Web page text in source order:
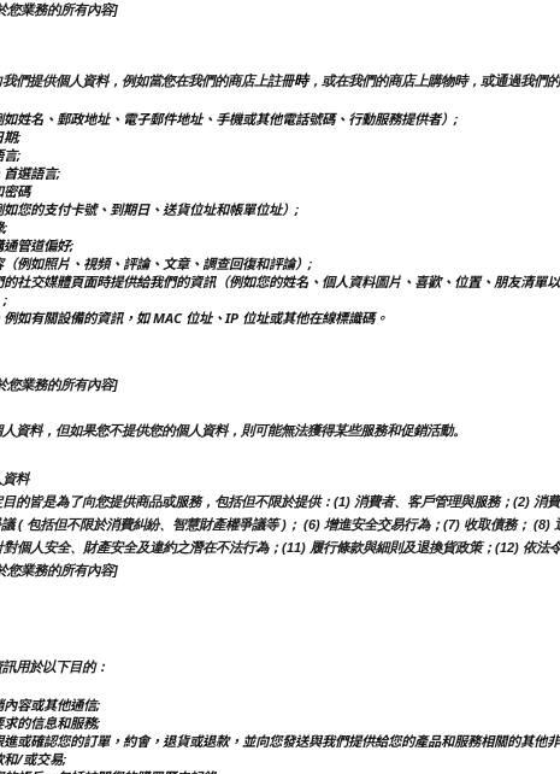
您業務的所有內容]
們提供個人資料，例如當您在我們的商店上註冊時，或在我們的商店上購物時，或通過我們
姓名、郵政地址、電子郵件地址、手機或其他電話號碼、行動服務提供者）;
期;
言;
首選語言;
密碼
如您的支付卡號、到期日、送貨位址和帳單位址）;
;
管道偏好;
例如照片、視頻、評論、文章、調查回復和評論）;
的社交媒體頁面時提供給我們的資訊（例如您的姓名、個人資料圖片、喜歡、位置、朋友清
;
如有關設備的資訊，如 MAC 位址、IP 位址或其他在線標識碼。
您業務的所有內容]
資料，但如果您不提供您的個人資料，則可能無法獲得某些服務和促銷活動。
資料
的皆是為了向您提供商品或服務，包括但不限於提供：(1) 消費者、客戶管理與服務；(2)
( 包括但不限於消費糾紛、智慧財產權爭議等 )； (6) 增進安全交易行為；(7) 收取債務；
個人安全、財產安全及違約之潛在不法行為；(11) 履行條款與細則及退換貨政策；(12) 依法
您業務的所有內容]
用於以下目的：
容或其他通信;
的信息和服務;
進或確認您的訂單，約會，退貨或退款，並向您發送與我們提供給您的產品和服務相關的其他
和/或交易;